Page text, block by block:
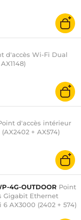
d'accès Wi-Fi Dual
d'accès intérieur
+ AX574)
4G-OUTDOOR Point
Gigabit Ethernet
AX3000 (2402 + 574)